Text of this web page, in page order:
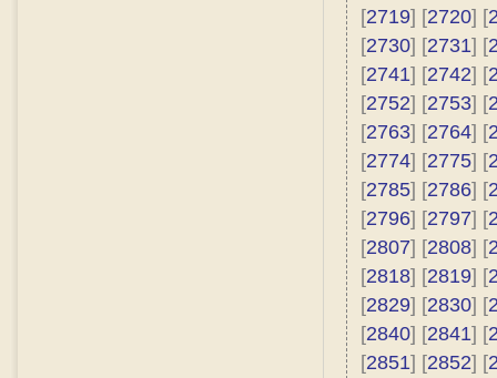
[2719] [2720] [
[2730] [2731] [
[2741] [2742] [
[2752] [2753] [
[2763] [2764] [
[2774] [2775] [
[2785] [2786] [
[2796] [2797] [
[2807] [2808] [
[2818] [2819] [
[2829] [2830] [
[2840] [2841] [
[2851] [2852] [